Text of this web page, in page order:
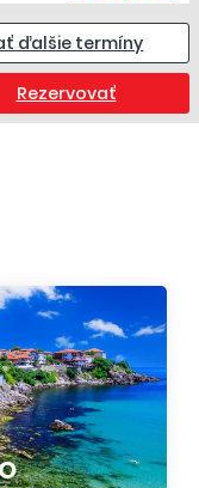
ďalšie termíny
Rezervovať